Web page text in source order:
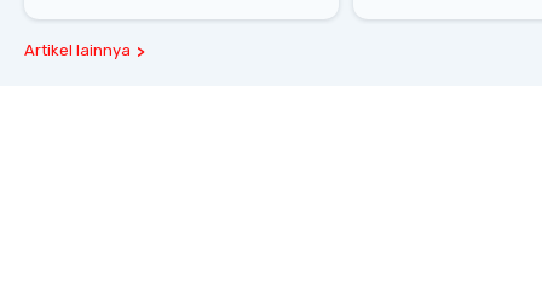
Artikel lainnya